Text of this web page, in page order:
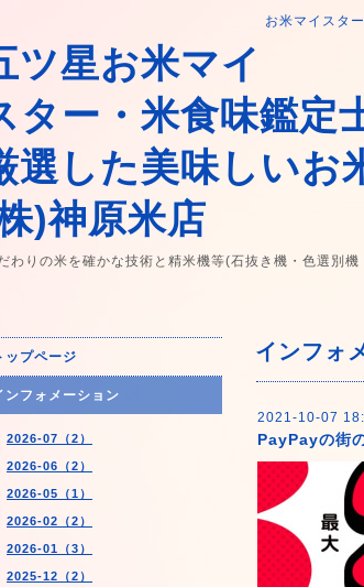
お米マイスタ
ツ星お米マイ
ター・米食味鑑定
選した美味しいお
)神原米店
わりの米を確かな技術と精米機等(石抜き機・色選別
インフォ
2021-10-07
PayPayの街
ップページ
ンフォメーション
2026-07（2）
2026-06（2）
2026-05（1）
2026-02（2）
2026-01（3）
2025-12（2）